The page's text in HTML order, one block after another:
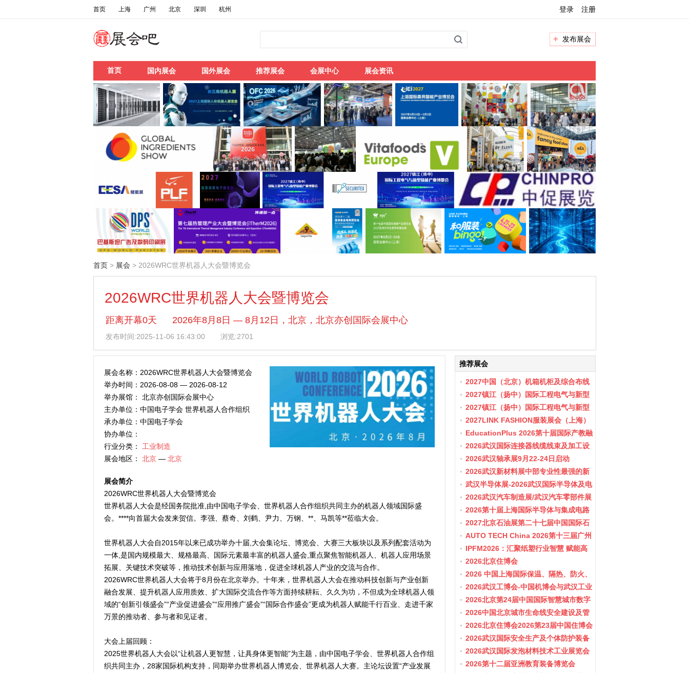
首页 上海 广州 北京 深圳 杭州 登录 注册
首页 国内展会 国外展会 推荐展会 会展中心 展会资讯
发布展会
首页 > 展会 > 2026WRC世界机器人大会暨博览会
2026WRC世界机器人大会暨博览会
发布时间:2025-11-06 16:43:00 浏览:2701
距离开幕0天 2026年8月8日 — 8月12日，北京，北京亦创国际会展中心
展会名称：2026WRC世界机器人大会暨博览会
举办时间：2026-08-08 — 2026-08-12
举办展馆： 北京亦创国际会展中心
主办单位：中国电子学会 世界机器人合作组织
承办单位：中国电子学会
协办单位：
行业分类： 工业制造
展会地区： 北京 — 北京
展会简介
2026WRC世界机器人大会暨博览会
世界机器人大会是经国务院批准,由中国电子学会、世界机器人合作组织共同主办的机器人领域国际盛
会。****向首届大会发来贺信。李强、蔡奇、刘鹤、尹力、万钢、**、马凯等**莅临大会。
世界机器人大会自2015年以来已成功举办十届,大会集论坛、博览会、大赛三大板块以及系列配套活动为
一体,是国内规模最大、规格最高、国际元素最丰富的机器人盛会,重点聚焦智能机器人、机器人应用场景
拓展、关键技术突破等，推动技术创新与应用落地，促进全球机器人产业的交流与合作。
2026WRC世界机器人大会将于8月份在北京举办。十年来，世界机器人大会在推动科技创新与产业创新
融合发展、提升机器人应用质效、扩大国际交流合作等方面持续耕耘、久久为功，不但成为全球机器人领
域的“创新引领盛会”“产业促进盛会”“应用推广盛会”“国际合作盛会”更成为机器人赋能千行百业、走进千家
万景的推动者、参与者和见证者。
大会上届回顾：
2025世界机器人大会以“让机器人更智慧，让具身体更智能”为主题，由中国电子学会、世界机器人合作组
织共同主办，28家国际机构支持，同期举办世界机器人博览会、世界机器人大赛。主论坛设置“产业发展
推荐展会
2027中国（北京）机箱机柜及综合布线
数据中心设施展览会
2027镇江（扬中）国际工程电气与新型
储能展会
2027镇江（扬中）国际工程电气与新型
储能产业博览会
2027LINK FASHION服装展会（上海）
EducationPlus 2026第十届国际产教融
合博览会
2026武汉国际连接器线缆线束及加工设
备展览会
2026武汉轴承展9月22-24日启动
2026武汉新材料展中部专业性最强的新
材料行业盛会
武汉半导体展-2026武汉国际半导体及电
子展览会
2026武汉汽车制造展/武汉汽车零部件展
2026第十届上海国际半导体与集成电路
产业应用博览会-11月10-12日
2027北京石油展第二十七届中国国际石
油石化技术装备展览会
AUTO TECH China 2026第十三届广州
国际汽车零部件及加工技术、汽车模具
展览会
IPFM2026：汇聚纸塑行业智慧 赋能高
质健康发展
2026北京住博会
2026 中国上海国际保温、隔热、防火、
隔音新材料展览
2026武汉工博会-中国机博会与武汉工业
博览会
2026北京第24届中国国际智慧城市数字
化城市城市更新建设博览会(主办住建
部）
2026中国北京城市生命线安全建设及管
网博览会
2026北京住博会2026第23届中国住博会
2026住博会
2026武汉国际安全生产及个体防护装备
展览会
2026武汉国际发泡材料技术工业展览会
2026第十二届亚洲教育装备博览会